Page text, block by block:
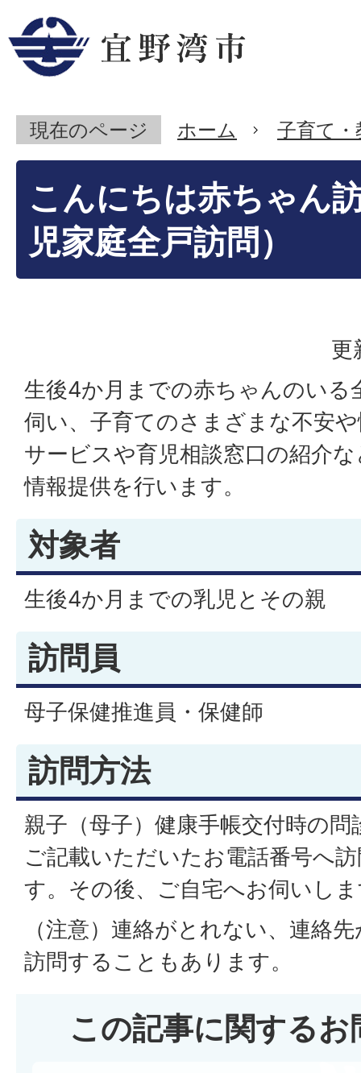
現在のページ ホーム 子育て・
こんにちは赤ちゃん
児家庭全戸訪問）
更
生後4か月までの赤ちゃんのいる
伺い、子育てのさまざまな不安
サービスや育児相談窓口の紹介
情報提供を行います。
対象者
生後4か月までの乳児とその親
訪問員
母子保健推進員・保健師
訪問方法
親子（母子）健康手帳交付時の
ご記載いただいたお電話番号へ
す。その後、ご自宅へお伺いし
（注意）連絡がとれない、連絡
訪問することもあります。
この記事に関する